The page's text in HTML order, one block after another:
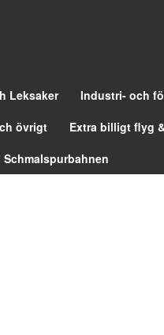
Leksaker
Industri- och
övrigt Extra billigt flyg
Schmalspurbahnen